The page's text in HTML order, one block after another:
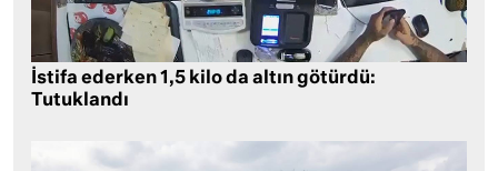
İstifa ederken 1,5 kilo da altın götürdü:
Tutuklandı